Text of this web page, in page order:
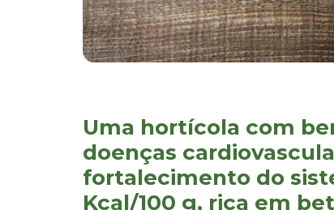
Uma hortícola com
doenças
fortalecimento do
Kcal/100 g, rica em